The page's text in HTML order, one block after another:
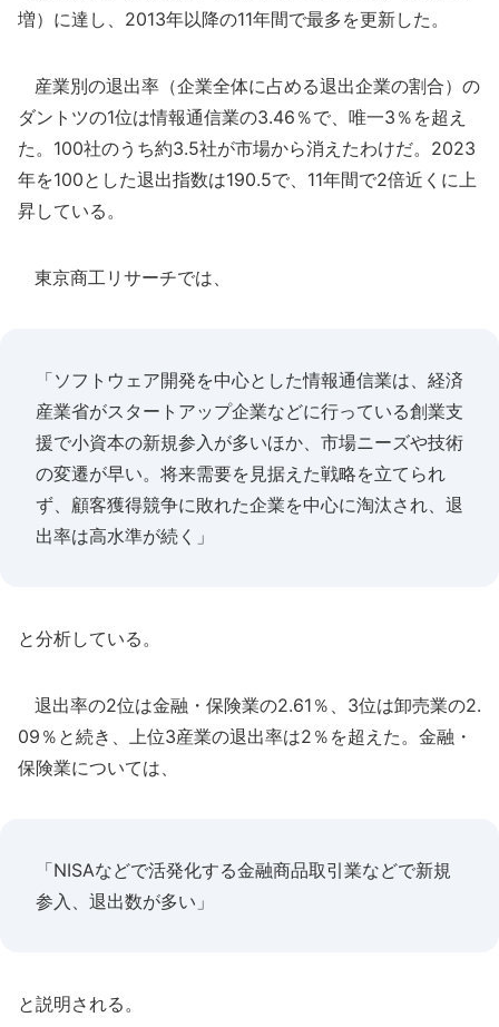
増）に達し、2013年以降の11年間で最多を更新した。
産業別の退出率（企業全体に占める退出企業の割合）の
ダントツの1位は情報通信業の3.46％で、唯一3％を超え
た。100社のうち約3.5社が市場から消えたわけだ。2023
年を100とした退出指数は190.5で、11年間で2倍近くに上
昇している。
東京商工リサーチでは、
「ソフトウェア開発を中心とした情報通信業は、経済
産業省がスタートアップ企業などに行っている創業支
援で小資本の新規参入が多いほか、市場ニーズや技術
の変遷が早い。将来需要を見据えた戦略を立てられ
ず、顧客獲得競争に敗れた企業を中心に淘汰され、退
出率は高水準が続く」
と分析している。
退出率の2位は金融・保険業の2.61％、3位は卸売業の2.
09％と続き、上位3産業の退出率は2％を超えた。金融・
保険業については、
「NISAなどで活発化する金融商品取引業などで新規
参入、退出数が多い」
と説明される。